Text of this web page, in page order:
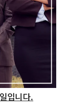
입니다.